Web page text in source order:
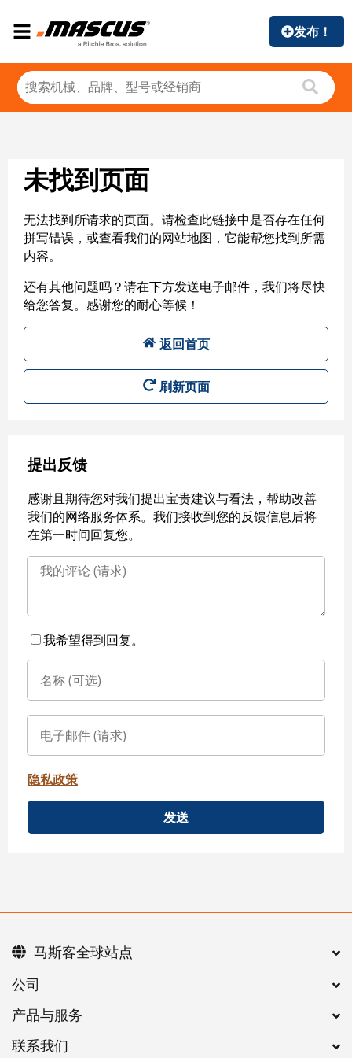
发布！
未找到页面
无法找到所请求的页面。请检查此链接中是否存在任何
拼写错误，或查看我们的网站地图，它能帮您找到所需
内容。
还有其他问题吗？请在下方发送电子邮件，我们将尽快
给您答复。感谢您的耐心等候！
返回首页
刷新页面
提出反馈
感谢且期待您对我们提出宝贵建议与看法，帮助改善
我们的网络服务体系。我们接收到您的反馈信息后将
在第一时间回复您。
我希望得到回复。
隐私政策
发送
公司
产品与服务
联系我们
马斯客全球站点